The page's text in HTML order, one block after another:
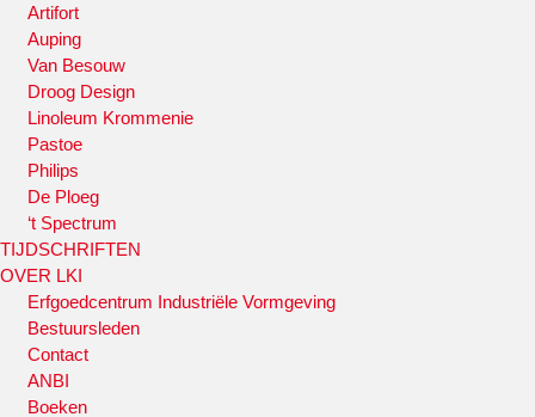
Artifort
Auping
Van Besouw
Droog Design
Linoleum Krommenie
Pastoe
Philips
De Ploeg
‘t Spectrum
TIJDSCHRIFTEN
OVER LKI
Erfgoedcentrum Industriële Vormgeving
Bestuursleden
Contact
ANBI
Boeken